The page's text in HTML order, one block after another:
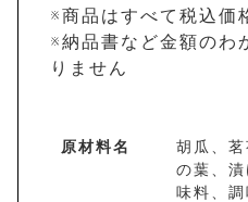
※商品はすべて税込価
※納品書など金額のわ
りません
原材料名
胡瓜、
の葉、
味料、調